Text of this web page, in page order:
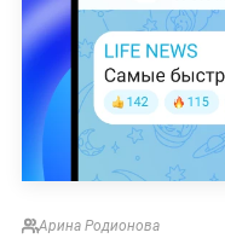
Арина Родионова